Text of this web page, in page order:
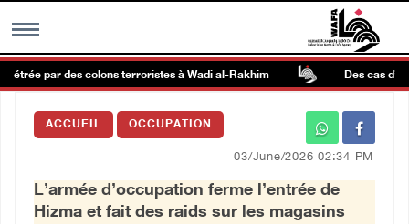
MENU
Galerie d’images
Centre palestinien
par des colons terroristes à Wadi al-Rakhim Des cas
ACCUEIL OCCUPATION
03/June/2026 02:34 PM
L’armée d’occupation ferme l’entrée de
Hizma et fait des raids sur les magasins